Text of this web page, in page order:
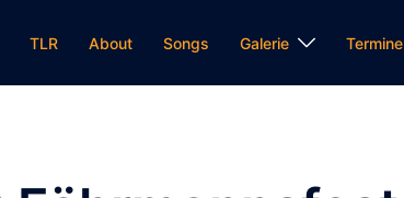
TLR About Songs Galerie Termine